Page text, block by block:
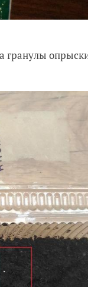
гранулы